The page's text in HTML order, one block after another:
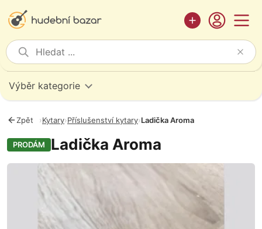
Výběr kategorie
Zpět ›Kytary›Příslušenství kytary›Ladička Aroma
PRODÁM Ladička Aroma
Fotografie